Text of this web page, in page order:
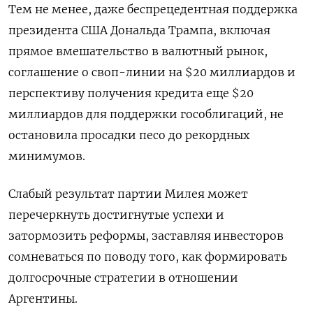
Тем не менее, даже беспрецедентная поддержка
президента США Дональда Трампа, включая
прямое вмешательство в валютный рынок,
соглашение о своп-линии на $20 миллиардов и
перспективу получения кредита еще $20
миллиардов для поддержки гособлигаций, не
остановила просадки песо до рекордных
минимумов.
Слабый результат партии Милея может
перечеркнуть достигнутые успехи и
затормозить реформы, заставляя инвесторов
сомневаться по поводу того, как формировать
долгосрочные стратегии в отношении
Аргентины.